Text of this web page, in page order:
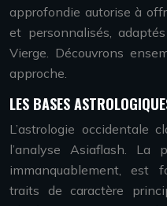
approfondie autorise à
et personnalisés,
Vierge. Découvrons
approche.
LES BASES
L’astrologie occidentale
l’analyse Asiaflash. La
immanquablement, est
traits de caractère